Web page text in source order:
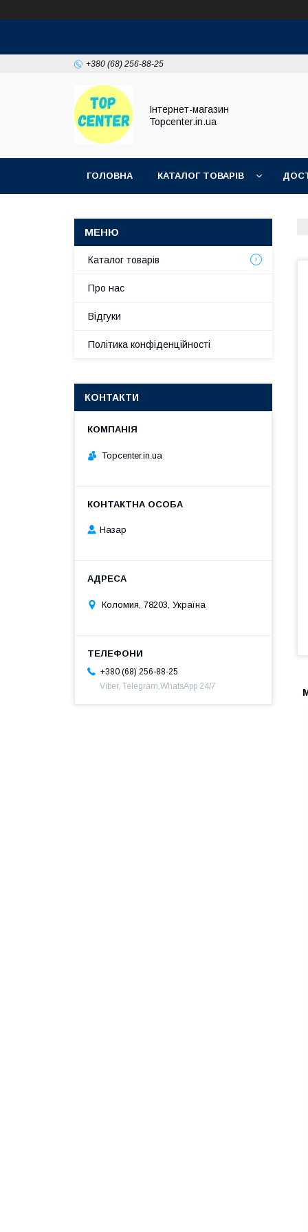
+380 (68) 256-88-25
Інтернет-магазин
Topcenter.in.ua
ГОЛОВНА КАТАЛОГ ТОВАРІВ
Каталог товарів
Про нас
Відгуки
Політика конфіденційності
КОНТАКТИ
Topcenter.in.ua
Назар
Коломия, 78203, Україна
+380 (68) 256-88-25
Viber, Telegram,WhatsApp 24/7